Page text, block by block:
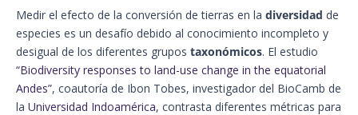
Medir el efecto de la conversión de tierras en la diversidad de
especies es un desafío debido al conocimiento incompleto y
desigual de los diferentes grupos taxonómicos. El estudio
“Biodiversity responses to land-use change in the equatorial
Andes”, coautoría de Ibon Tobes, investigador del BioCamb de
la Universidad Indoamérica, contrasta diferentes métricas para